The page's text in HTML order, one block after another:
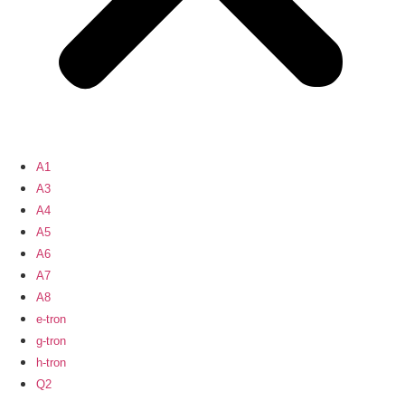
A1
A3
A4
A5
A6
A7
A8
e-tron
g-tron
h-tron
Q2